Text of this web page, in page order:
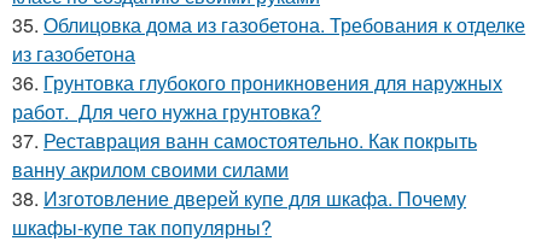
35. Облицовка дома из газобетона. Требования к отделке
из газобетона
36. Грунтовка глубокого проникновения для наружных
работ. Для чего нужна грунтовка?
37. Реставрация ванн самостоятельно. Как покрыть
ванну акрилом своими силами
38. Изготовление дверей купе для шкафа. Почему
шкафы-купе так популярны?